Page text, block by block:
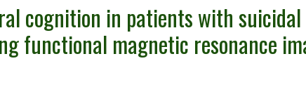
cognition in patients with
functional magnetic resonance